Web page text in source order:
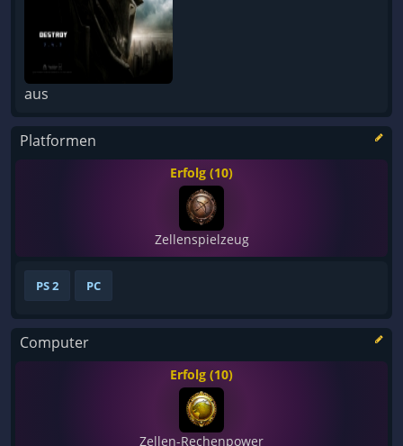
aus
Platformen
Erfolg (10)
Zellenspielzeug
PS 2 PC
Computer
Erfolg (10)
Zellen-Rechenpower